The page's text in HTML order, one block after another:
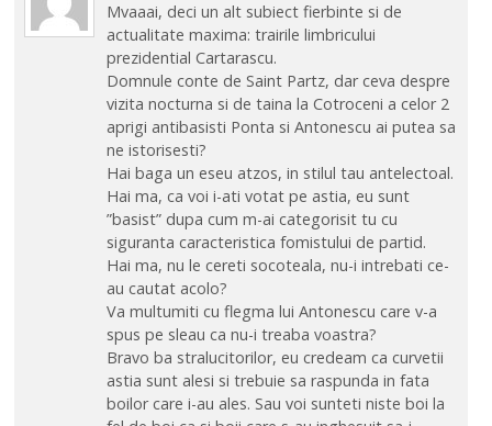
Mvaaai, deci un alt subiect fierbinte si de
actualitate maxima: trairile limbricului
prezidential Cartarascu.
Domnule conte de Saint Partz, dar ceva despre
vizita nocturna si de taina la Cotroceni a celor 2
aprigi antibasisti Ponta si Antonescu ai putea sa
ne istorisesti?
Hai baga un eseu atzos, in stilul tau antelectoal.
Hai ma, ca voi i-ati votat pe astia, eu sunt
”basist” dupa cum m-ai categorisit tu cu
siguranta caracteristica fomistului de partid.
Hai ma, nu le cereti socoteala, nu-i intrebati ce-
au cautat acolo?
Va multumiti cu flegma lui Antonescu care v-a
spus pe sleau ca nu-i treaba voastra?
Bravo ba stralucitorilor, eu credeam ca curvetii
astia sunt alesi si trebuie sa raspunda in fata
boilor care i-au ales. Sau voi sunteti niste boi la